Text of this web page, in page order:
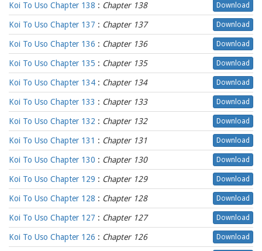
Koi To Uso Chapter 138 : Chapter 138 Download
Koi To Uso Chapter 137 : Chapter 137 Download
Koi To Uso Chapter 136 : Chapter 136 Download
Koi To Uso Chapter 135 : Chapter 135 Download
Koi To Uso Chapter 134 : Chapter 134 Download
Koi To Uso Chapter 133 : Chapter 133 Download
Koi To Uso Chapter 132 : Chapter 132 Download
Koi To Uso Chapter 131 : Chapter 131 Download
Koi To Uso Chapter 130 : Chapter 130 Download
Koi To Uso Chapter 129 : Chapter 129 Download
Koi To Uso Chapter 128 : Chapter 128 Download
Koi To Uso Chapter 127 : Chapter 127 Download
Koi To Uso Chapter 126 : Chapter 126 Download